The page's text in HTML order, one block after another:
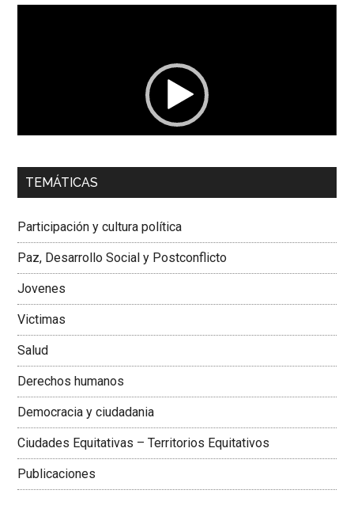
00:00 01:04
Dra. Carolina Corcho Mejía,Presidenta Corporación
Colombiana
TEMÁTICAS
Participación y cultura política
Paz, Desarrollo Social y Postconflicto
Jovenes
Victimas
Salud
Derechos humanos
Democracia y ciudadania
Ciudades Equitativas – Territorios Equitativos
Publicaciones